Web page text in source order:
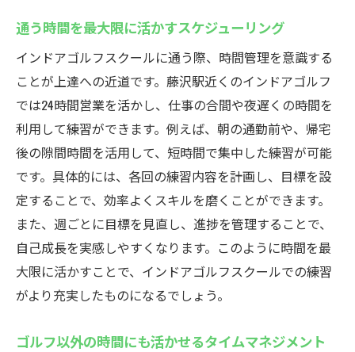
通う時間を最大限に活かすスケジューリング
インドアゴルフスクールに通う際、時間管理を意識する
ことが上達への近道です。藤沢駅近くのインドアゴルフ
では24時間営業を活かし、仕事の合間や夜遅くの時間を
利用して練習ができます。例えば、朝の通勤前や、帰宅
後の隙間時間を活用して、短時間で集中した練習が可能
です。具体的には、各回の練習内容を計画し、目標を設
定することで、効率よくスキルを磨くことができます。
また、週ごとに目標を見直し、進捗を管理することで、
自己成長を実感しやすくなります。このように時間を最
大限に活かすことで、インドアゴルフスクールでの練習
がより充実したものになるでしょう。
ゴルフ以外の時間にも活かせるタイムマネジメント